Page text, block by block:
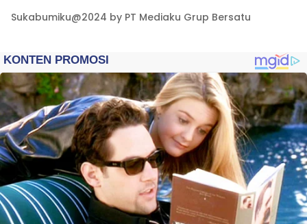
Sukabumiku@2024 by PT Mediaku Grup Bersatu